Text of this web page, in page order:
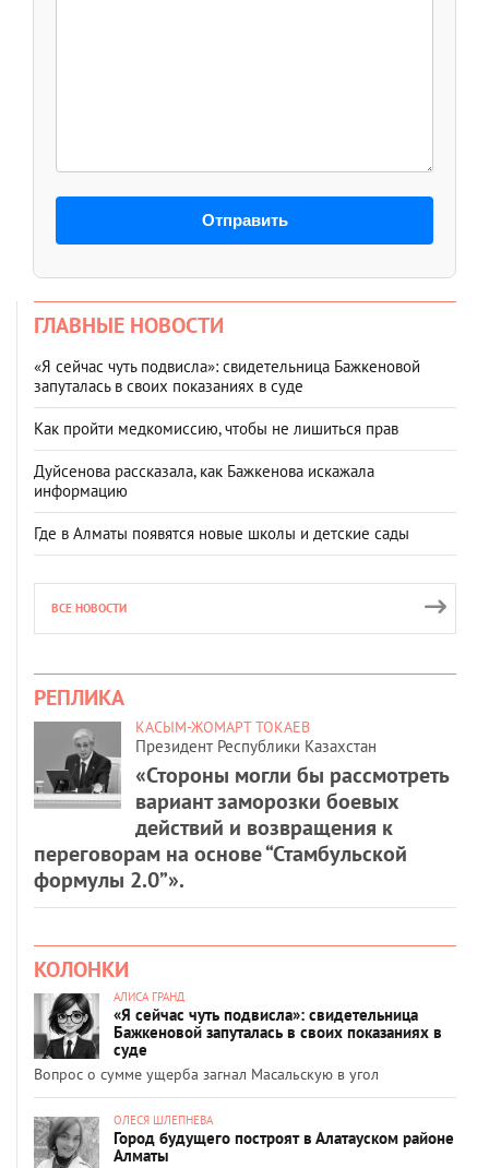
Отправить
ГЛАВНЫЕ НОВОСТИ
«Я сейчас чуть подвисла»: свидетельница Бажкеновой
запуталась в своих показаниях в суде
Как пройти медкомиссию, чтобы не лишиться прав
Дуйсенова рассказала, как Бажкенова искажала
информацию
Где в Алматы появятся новые школы и детские сады
ВСЕ НОВОСТИ
РЕПЛИКА
КАСЫМ-ЖОМАРТ ТОКАЕВ
Президент Республики Казахстан
«Стороны могли бы рассмотреть
вариант заморозки боевых
действий и возвращения к
переговорам на основе “Стамбульской
формулы 2.0”».
КОЛОНКИ
АЛИСА ГРАНД
«Я сейчас чуть подвисла»: свидетельница
Бажкеновой запуталась в своих показаниях в
суде
Вопрос о сумме ущерба загнал Масальскую в угол
ОЛЕСЯ ШЛЕПНЕВА
Город будущего построят в Алатауском районе
Алматы